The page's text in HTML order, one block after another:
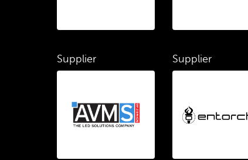
Supplier Supplier